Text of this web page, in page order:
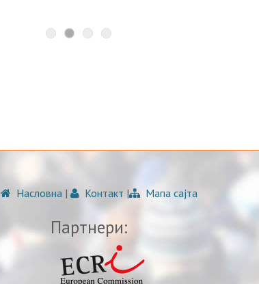
Насловна | Контакт | Мапа сајта
Партнери: